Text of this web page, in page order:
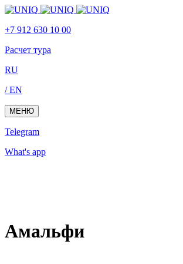
Skip
Skip
primary
Skip
content
+7 912 630 10 00
Расчет тура
RU
/ EN
МЕНЮ
Telegram
What's app
Амальфи